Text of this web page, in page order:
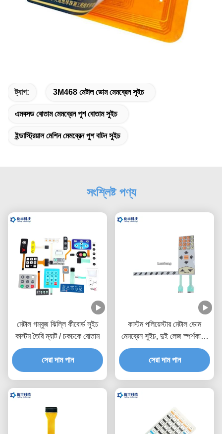
ট্যাগ: 3M468 মেটাল ডোম মেমব্রেন সুইচ
এমবসড বোতাম মেমব্রেন পুশ বোতাম সুইচ
ইন্ডাস্ট্রিয়াল মেশিন মেমব্রেন পুশ বাটন সুইচ
সংশ্লিষ্ট পণ্য
মেটাল গম্বুজ ঝিল্লি কীবোর্ড সুইচ
কাস্টম তৈরি ম্যাট / চকচকে বোতাম
সেরা দাম পান
কাস্টম পলিয়েস্টার মেটাল ডোম
মেমব্রেন সুইচ, দুই লেজ স্পর্শকাতর
মেটাল ডোম সুইচ
সেরা দাম পান